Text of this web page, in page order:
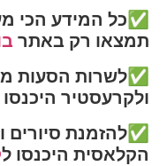
✅כל המידע הכי
תמצאו רק באתר
✅לשרות הסעות
ולקרעסטיר
✅להזמנת סיורים
הקלאסית היכנסו ל